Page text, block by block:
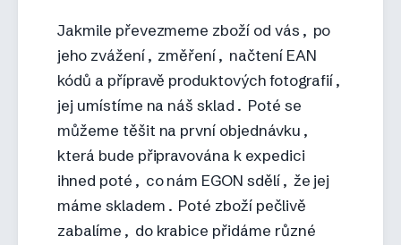
Jakmile převezmeme zboží od vás, po
jeho zvážení, změření, načtení EAN
kódů a přípravě produktových fotografií,
jej umístíme na náš sklad. Poté se
můžeme těšit na první objednávku,
která bude připravována k expedici
ihned poté, co nám EGON sdělí, že jej
máme skladem. Poté zboží pečlivě
zabalíme, do krabice přidáme různé